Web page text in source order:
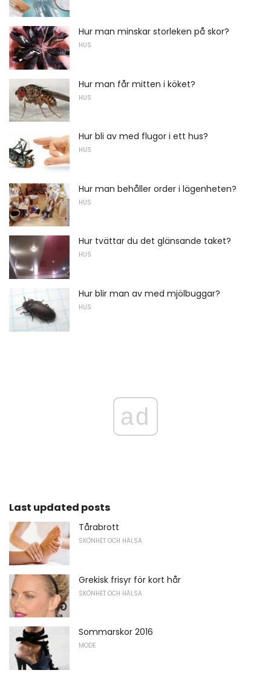
Hur man minskar storleken på skor?
HUS
Hur man får mitten i köket?
HUS
Hur bli av med flugor i ett hus?
HUS
Hur man behåller order i lägenheten?
HUS
Hur tvättar du det glänsande taket?
HUS
Hur blir man av med mjölbuggar?
HUS
ad
Last updated posts
Tårabrott
SKÖNHET OCH HÄLSA
Grekisk frisyr för kort hår
SKÖNHET OCH HÄLSA
Sommarskor 2016
MODE